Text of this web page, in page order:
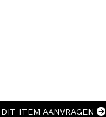
DIT ITEM AANVRAGEN